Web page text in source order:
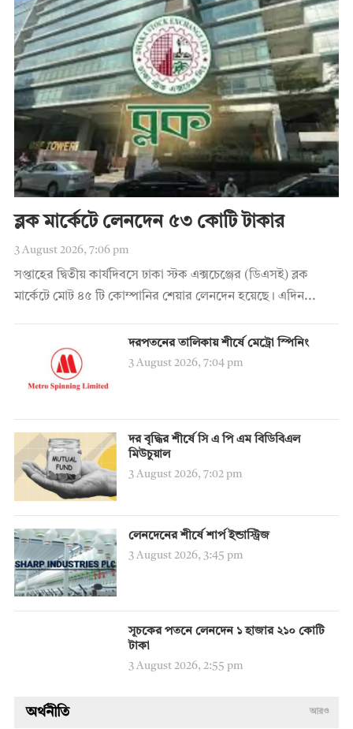
ব্লক মার্কেটে লেনদেন ৫৩ কোটি টাকার
3 August 2026, 7:06 pm
সপ্তাহের দ্বিতীয় কার্যদিবসে ঢাকা স্টক এক্সচেঞ্জের (ডিএসই) ব্লক
মার্কেটে মোট ৪৫ টি কোম্পানির শেয়ার লেনদেন হয়েছে। এদিন...
দরপতনের তালিকায় শীর্ষে মেট্রো স্পিনিং
3 August 2026, 7:04 pm
দর বৃদ্ধির শীর্ষে সি এ পি এম বিডিবিএল
মিউচুয়াল
3 August 2026, 7:02 pm
লেনদেনের শীর্ষে শার্প ইন্ডাস্ট্রিজ
3 August 2026, 3:45 pm
সূচকের পতনে লেনদেন ১ হাজার ২১০ কোটি
টাকা
3 August 2026, 2:55 pm
অর্থনীতি আরও